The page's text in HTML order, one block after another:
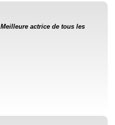
Meilleure actrice de tous les